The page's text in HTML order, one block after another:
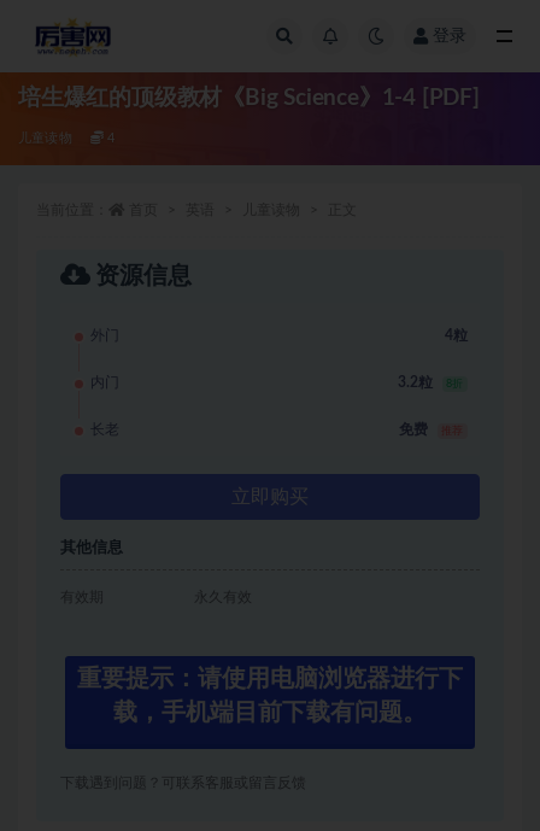
登录
培生爆红的顶级教材《Big Science》1-4 [PDF]
儿童读物 4
资源信息
外门 4粒
内门 3.2粒 8折
长老 免费
立即购买
其他信息
有效期 永久有效
重要提示：请使用电脑浏览器进行下
载，手机端目前下载有问题。
下载遇到问题？可联系客服或留言反馈